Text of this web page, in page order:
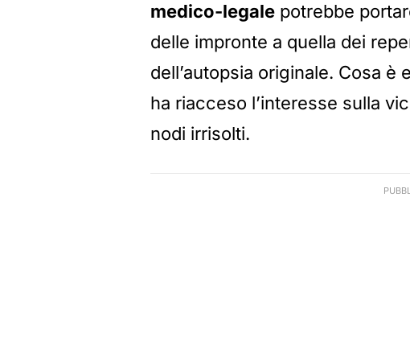
medico-legale potrebbe
delle impronte a quella dei
dell’autopsia originale. Cosa è
ha riacceso l’interesse sulla
nodi irrisolti.